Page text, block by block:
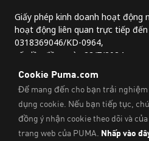
Giấy phép kinh doanh hoạt động
hoạt động liên quan trực tiếp
0318369046/KD-0964,
cấp lần đầu ngày 22/7/2024.
Lầu 2, tòa nhà Lim Tower 3,
số 29A đường Nguyễn Đình Chiểu,
Phường Sài Gòn, Thành phố Hồ
Thông Tin Pháp Lý Và Thông Tin